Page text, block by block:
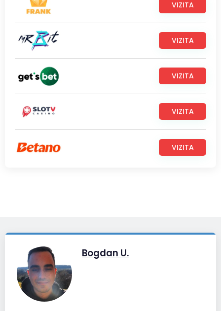
VIZITA
VIZITA
VIZITA
VIZITA
VIZITA
Bogdan U.